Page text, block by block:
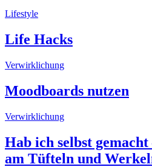
Lifestyle
Life Hacks
Verwirklichung
Moodboards nutzen
Verwirklichung
Hab ich selbst
am Tüfteln und